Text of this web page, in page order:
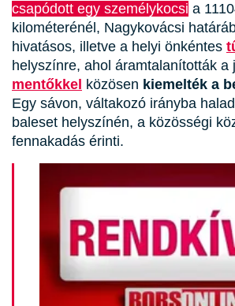
csapódott egy személykocsi a
kilométerénél, Nagykovácsi
hivatásos, illetve a helyi önkéntes
helyszínre, ahol áramtalanították a
mentőkkel közösen kiemelték a
Egy sávon, váltakozó irányba
baleset helyszínén, a közösségi
fennakadás érinti.